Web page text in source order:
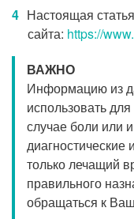
Настоящая
сайта: https://
ВАЖНО
Информацию из
использовать
случае боли или
диагностические
только лечащий
правильного
обращаться к